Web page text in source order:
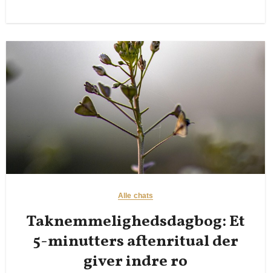
Alle chats
Taknemmelighedsdagbog: Et
5-minutters aftenritual der
giver indre ro